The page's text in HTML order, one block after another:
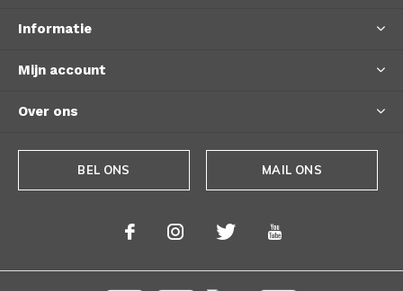
Informatie
Mijn account
Over ons
BEL ONS MAIL ONS